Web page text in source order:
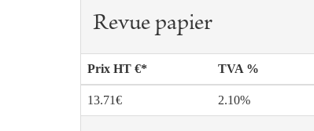
Revue papier
Prix HT €* TVA %
13.71€ 2.10%